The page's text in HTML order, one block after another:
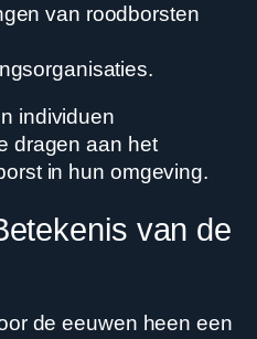
van roodborsten
individuen
dragen aan het
in hun omgeving.
van de
de eeuwen heen een